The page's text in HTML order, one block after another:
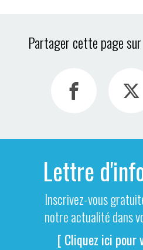
Partager cette page
Lettre
Inscrivez-vous
notre actualité dans
[ Cliquez ici pour